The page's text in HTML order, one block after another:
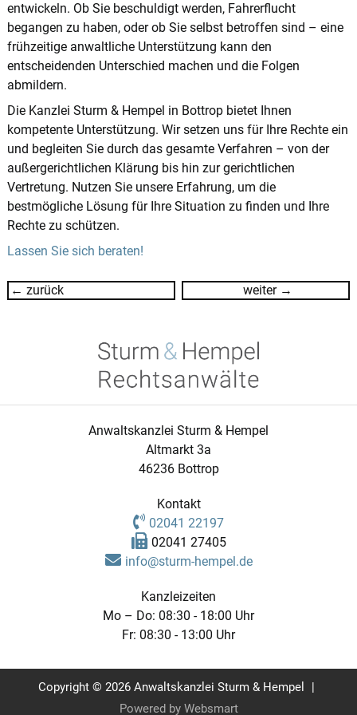
entwickeln. Ob Sie beschuldigt werden, Fahrerflucht
begangen zu haben, oder ob Sie selbst betroffen sind – eine
frühzeitige anwaltliche Unterstützung kann den
entscheidenden Unterschied machen und die Folgen
abmildern.
Die Kanzlei Sturm & Hempel in Bottrop bietet Ihnen
kompetente Unterstützung. Wir setzen uns für Ihre Rechte ein
und begleiten Sie durch das gesamte Verfahren – von der
außergerichtlichen Klärung bis hin zur gerichtlichen
Vertretung. Nutzen Sie unsere Erfahrung, um die
bestmögliche Lösung für Ihre Situation zu finden und Ihre
Rechte zu schützen.
Lassen Sie sich beraten!
Post
navigation
← zurück weiter →
Anwaltskanzlei Sturm & Hempel
Altmarkt 3a
46236 Bottrop
Kontakt
02041 22197
02041 27405
info@sturm-hempel.de
Kanzleizeiten
Mo – Do: 08:30 - 18:00 Uhr
Fr: 08:30 - 13:00 Uhr
Copyright © 2026 Anwaltskanzlei Sturm & Hempel
|
Powered by Websmart